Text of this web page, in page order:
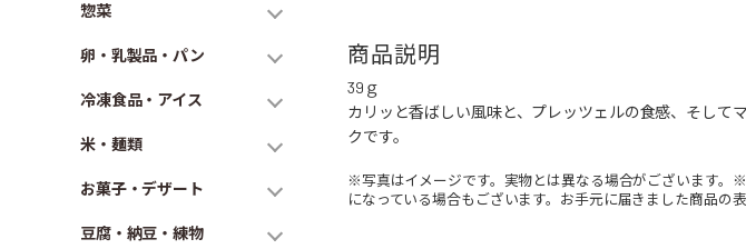
惣菜
卵・乳製品・パン
冷凍食品・アイス
米・麺類
お菓子・デザート
豆腐・納豆・練物
商品説明
39ｇ
カリッと香ばしい風味と、プレッツェルの食感、そして
クです。
※写真はイメージです。実物とは異なる場合がございます。
になっている場合もございます。お手元に届きました商品の